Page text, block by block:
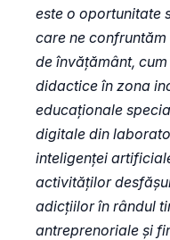
este o oportunitate
care ne
de învățământ,
didactice în zona
educaționale
digitale din
inteligenței
activităților
adicțiilor în rândul
antreprenoriale și